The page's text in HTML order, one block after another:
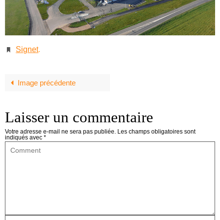
Signet.
Image précédente
Laisser un commentaire
Votre adresse e-mail ne sera pas publiée. Les champs obligatoires sont
indiqués avec *